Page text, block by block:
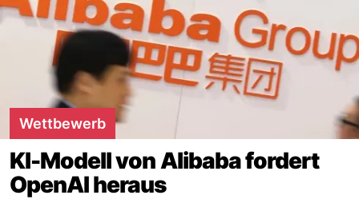
Wettbewerb
KI-Modell von Alibaba fordert
OpenAI heraus